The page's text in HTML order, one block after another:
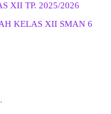
XII TP. 2025/2026
KELAS XII SMAN 6